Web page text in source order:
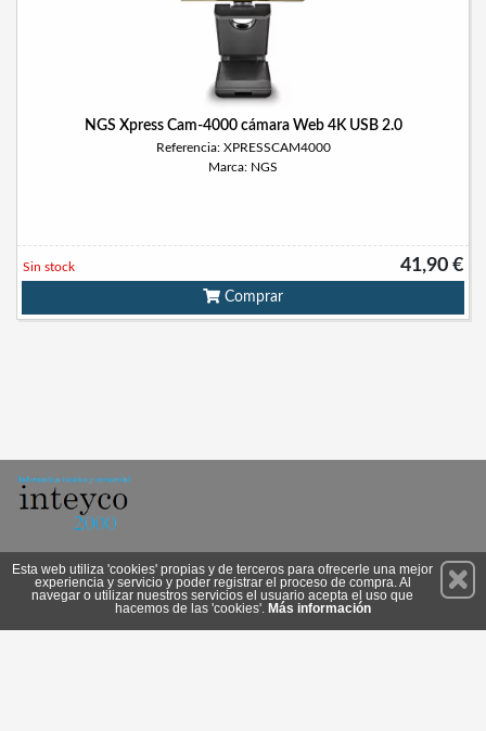
NGS Xpress Cam-4000 cámara Web 4K USB 2.0
Referencia: XPRESSCAM4000
Marca: NGS
41,90 €
Sin stock
Comprar
Suscríbete
Esta web utiliza 'cookies' propias y de terceros para ofrecerle una mejor
experiencia y servicio y poder registrar el proceso de compra. Al
navegar o utilizar nuestros servicios el usuario acepta el uso que
hacemos de las 'cookies'. Más información